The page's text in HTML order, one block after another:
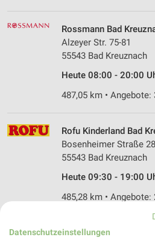
Rossmann Bad
Alzeyer Str. 75-81
55543 Bad Kreuznach
Heute 08:00 - 20:00
487,05 km •
Rofu Kinderland Bad
Bosenheimer Straße
55543 Bad Kreuznach
Heute 09:30 - 19:00
485,28 km •
Rossmann Boppard
Datenschutzeinstellungen